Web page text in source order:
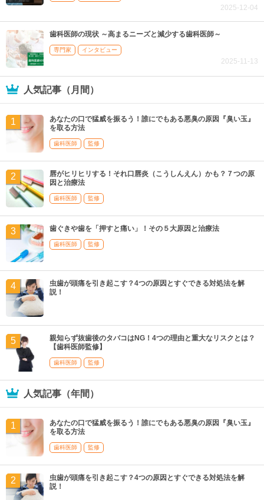
2025-12-04
歯科医師の現状 ～高まるニーズと減少する歯科医師～
専門家 インタビュー
2025-11-13
人気記事（月間）
あなたの口で猛威を振るう！誰にでもある悪臭の原因『臭い玉』
を取る方法
歯科医師 監修
唇がヒリヒリする！それ口唇炎（こうしんえん）かも？７つの原
因と治療法
歯科医師 監修
歯ぐきや歯を「押すと痛い」！その５大原因と治療法
歯科医師 監修
虫歯が頭痛を引き起こす？4つの原因とすぐできる対処法を解
説！
親知らず抜歯後のタバコはNG！4つの理由と重大なリスクとは？
【歯科医師監修】
歯科医師 監修
人気記事（年間）
あなたの口で猛威を振るう！誰にでもある悪臭の原因『臭い玉』
を取る方法
歯科医師 監修
虫歯が頭痛を引き起こす？4つの原因とすぐできる対処法を解
説！